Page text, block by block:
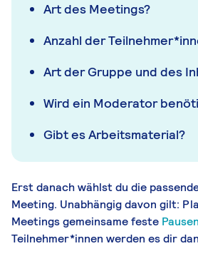
Art des Meetings?
Anzahl der
Art der Gruppe und des
Wird ein Moderator
Gibt es Arbeitsmaterial?
Erst danach wählst du die
Meeting. Unabhängig davon gilt:
Meetings gemeinsame feste
Teilnehmer*innen werden es dir